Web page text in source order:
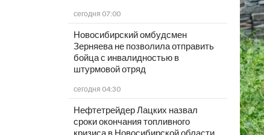
сегодня 07:00
Новосибирский омбудсмен
Зерняева не позволила отправить
бойца с инвалидностью в
штурмовой отряд
сегодня 04:30
Нефтетрейдер Лацких назвал
сроки окончания топливного